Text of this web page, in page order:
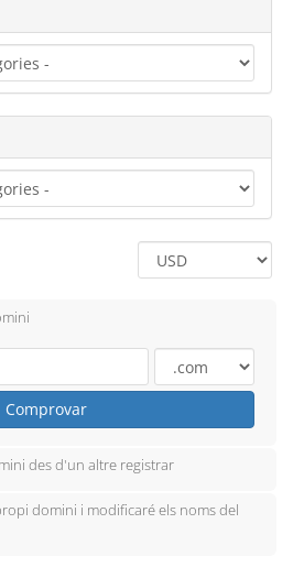
Comprovar
des d'un altre registrar
domini i modificaré els noms del